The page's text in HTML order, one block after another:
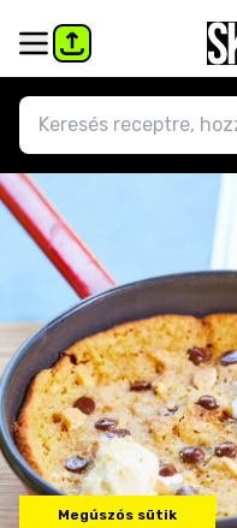
Megúszós sütik